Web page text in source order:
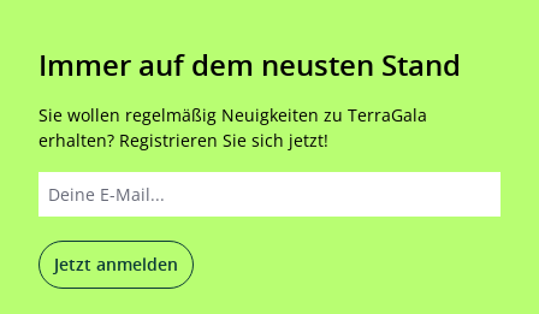
Immer auf dem neusten Stand
Sie wollen regelmäßig Neuigkeiten zu TerraGala
erhalten? Registrieren Sie sich jetzt!
Jetzt anmelden